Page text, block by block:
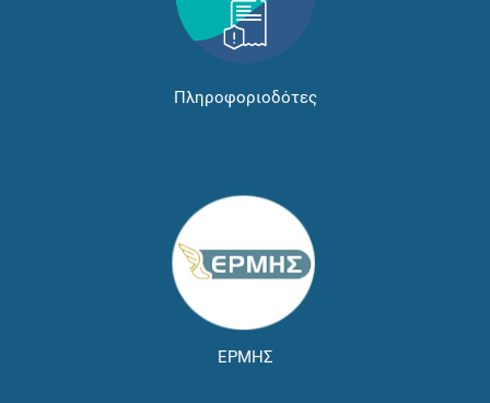
Πληροφοριοδότες
ΕΡΜΗΣ